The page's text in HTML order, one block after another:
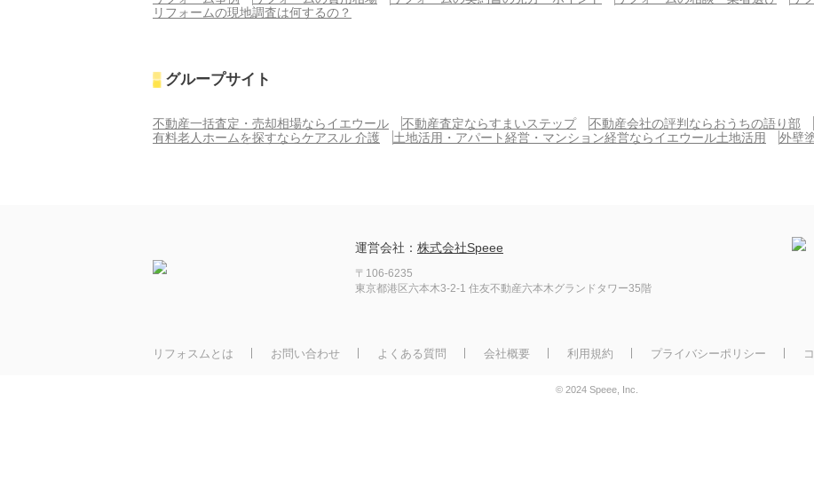
リフォームの現地調査は何するの？
グループサイト
不動産一括査定・売却相場ならイエウール 不動産査定ならすまいステップ
不動産会社の評判ならおうちの語り部
有料老人ホームを探すならケアスル 介護
土地活用・アパート経営・マンション経営ならイエウール土地活用 外壁
運営会社： 株式会社Speee
〒106-6235
東京都港区六本木3-2-1 住友不動産六本木グランドタワー35階
リフォスムとは お問い合わせ よくある質問 会社概要 利用規約 プライバシーポリシー
© 2024 Speee, Inc.